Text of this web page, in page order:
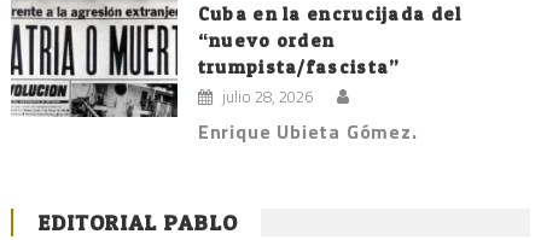
Cuba en la encrucijada del
“nuevo orden
trumpista/fascista”
julio 28, 2026
Enrique Ubieta Gómez.
EDITORIAL PABLO